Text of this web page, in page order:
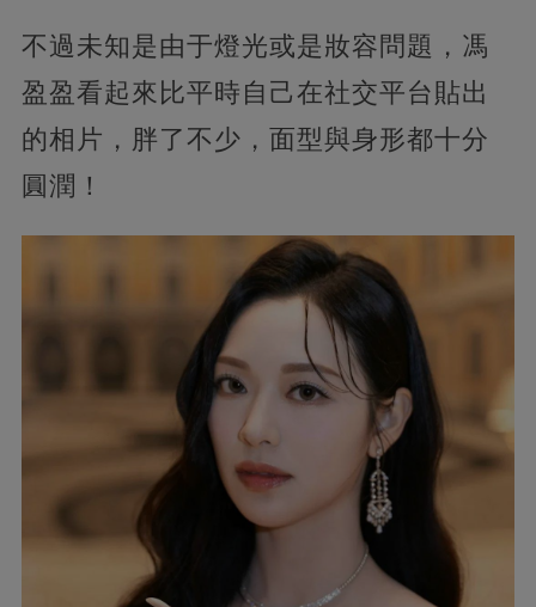
不過未知是由于燈光或是妝容問題，馮
盈盈看起來比平時自己在社交平台貼出
的相片，胖了不少，面型與身形都十分
圓潤！